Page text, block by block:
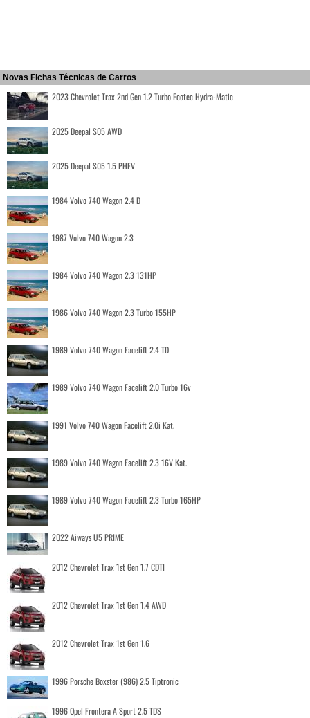
Novas Fichas Técnicas de Carros
2023 Chevrolet Trax 2nd Gen 1.2 Turbo Ecotec Hydra-Matic
2025 Deepal S05 AWD
2025 Deepal S05 1.5 PHEV
1984 Volvo 740 Wagon 2.4 D
1987 Volvo 740 Wagon 2.3
1984 Volvo 740 Wagon 2.3 131HP
1986 Volvo 740 Wagon 2.3 Turbo 155HP
1989 Volvo 740 Wagon Facelift 2.4 TD
1989 Volvo 740 Wagon Facelift 2.0 Turbo 16v
1991 Volvo 740 Wagon Facelift 2.0i Kat.
1989 Volvo 740 Wagon Facelift 2.3 16V Kat.
1989 Volvo 740 Wagon Facelift 2.3 Turbo 165HP
2022 Aiways U5 PRIME
2012 Chevrolet Trax 1st Gen 1.7 CDTI
2012 Chevrolet Trax 1st Gen 1.4 AWD
2012 Chevrolet Trax 1st Gen 1.6
1996 Porsche Boxster (986) 2.5 Tiptronic
1996 Opel Frontera A Sport 2.5 TDS